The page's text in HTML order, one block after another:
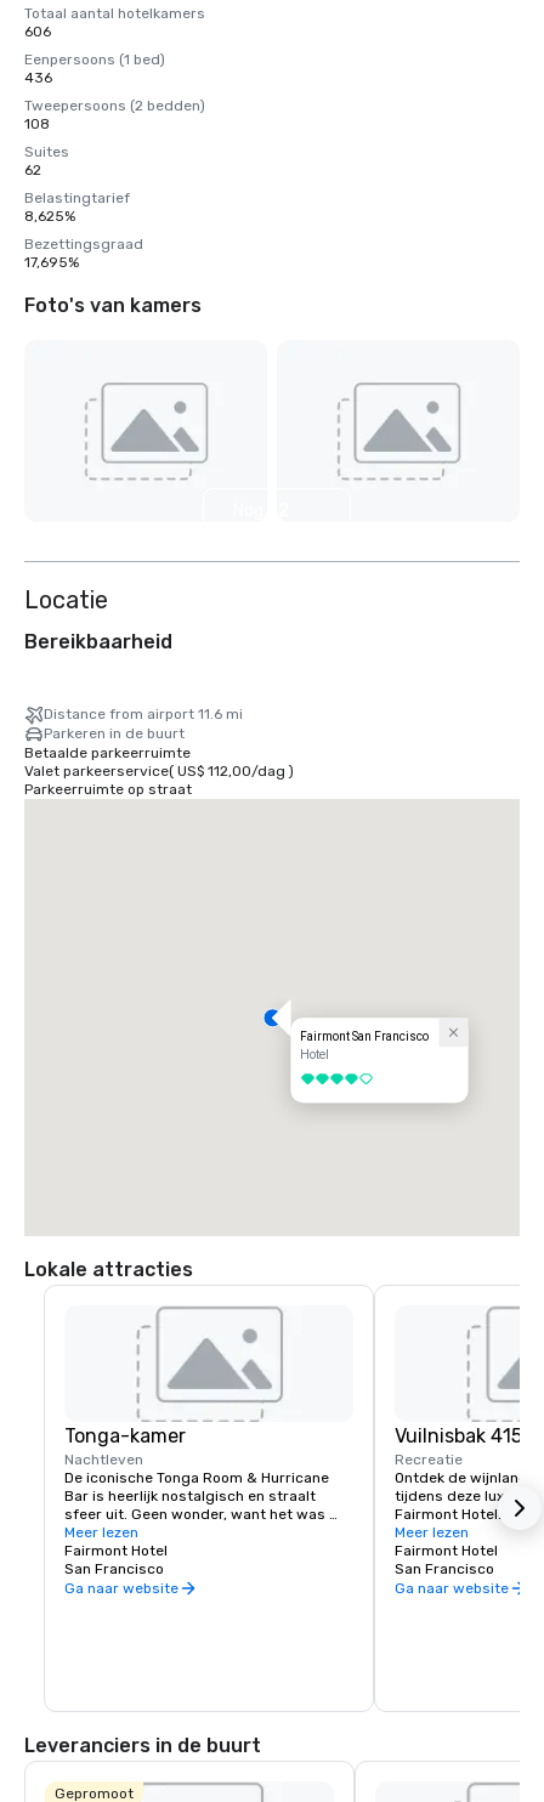
Totaal aantal hotelkamers
606
Eenpersoons (1 bed)
436
Tweepersoons (2 bedden)
108
Suites
62
Belastingtarief
8,625%
Bezettingsgraad
17,695%
Foto's van kamers
Locatie
Bereikbaarheid
Distance from airport 11.6 mi
Parkeren in de buurt
Betaalde parkeerruimte
Valet parkeerservice( US$ 112,00/dag )
Parkeerruimte op straat
Fairmont San Francisco
Hotel
4 van 5
Lokale attracties
Tonga-kamer
Nachtleven
De iconische Tonga Room & Hurricane
Bar is heerlijk nostalgisch en straalt
sfeer uit. Geen wonder, want het was
een decorontwerper uit Hollywood die de
thema-look en feel creëerde. Gasten
verzamelen zich rond een grote centrale
„" lagune "”, ooit het overdekte zwembad
Meer lezen
Fairmont Hotel
San Francisco
Ga naar website
Vuilnisbak 415
Recreatie
Ontdek de
tijdens deze luxe
Fairmont Hotel.
leren je smaak
wilt dat je reis
op maat gemaakte
voor jou.
Meer lezen
Fairmont Hotel
San Francisco
Ga naar website
Leveranciers in de buurt
Gepromoot